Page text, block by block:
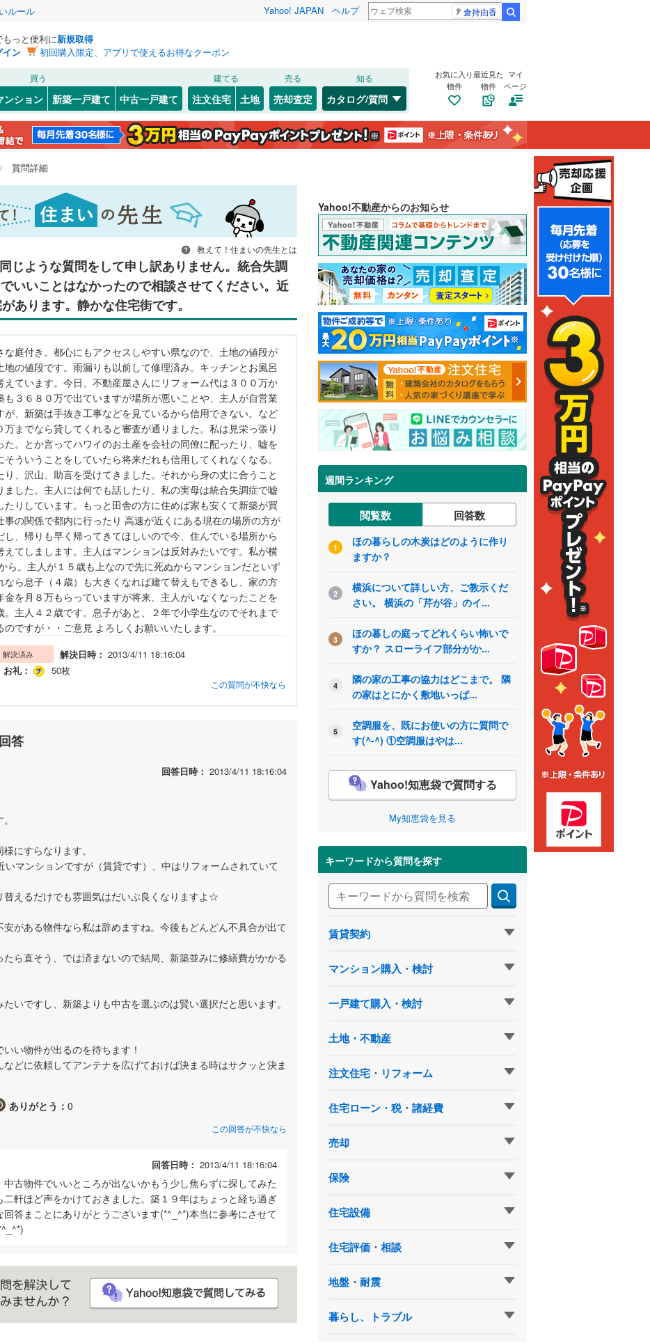
ルール Yahoo! JAPAN ヘルプ 倉持由香
もっと便利に新規取得
イン
初回購入限定、アプリで使えるお得なクーポン
買う
ンション 新築一戸建て 中古一戸建て
建てる
注文住宅 土地
売る
売却査定
知る
カタログ/質問
お気に入り
物件
最近見た
物件
マイ
ページ
質問詳細
教えて！住まいの先生とは
じような質問をして申し訳ありません。統合失調
いいことはなかったので相談させてください。近
あります。静かな住宅街です。
庭付き。都心にもアクセスしやすい県なので、土地の値段が
の値段です。雨漏りも以前して修理済み。キッチンとお風呂
ています。今日、不動産屋さんにリフォーム代は３００万か
３６８０万で出ていますが場所が悪いことや、主人が自営業
、新築は手抜き工事などを見ているから信用できない。など
までなら貸してくれると審査が通りました。私は見栄っ張り
。とか言ってハワイのお土産を会社の同僚に配ったり、嘘を
ういうことをしていたら将来だれも信用してくれなくなる。
、沢山、助言を受けてきました。それから身の丈に合うこと
した。主人には何でも話したり、私の実母は統合失調症で嘘
りしています。もっと田舎の方に住めば家も安くて新築が買
の関係で都内に行ったり 高速が近くにある現在の場所の方が
、帰りも早く帰ってきてほしいので今、住んでいる場所から
てしまします。主人はマンションは反対みたいです。私が横
ら。主人が１５歳も上なので先に死ぬからマンションだといず
ら息子（４歳）も大きくなれば建て替えもできるし、家の方
を月８万もらっていますが将来、主人がいなくなったことを
主人４２歳です。息子があと、２年で小学生なのでそれまで
ですが・・ご意見 よろしくお願いいたします。
解決済み 解決日時： 2013/4/11 18:16:04
お礼：
50枚
この質問が不快なら
答
回答日時： 2013/4/11 18:16:04
にすらなります。
マンションですが（賃貸です）、中はリフォームされていて
替えるだけでも雰囲気はだいぶ良くなりますよ☆
がある物件なら私は辞めますね。今後もどんどん不具合が出て
ら直そう、では済まないので結局、新築並みに修繕費がかかる
いですし、新築よりも中古を選ぶのは賢い選択だと思います。
い物件が出るのを待ちます！
どに依頼してアンテナを広げておけば決まる時はサクッと決ま
ありがとう： 0
この回答が不快なら
回答日時： 2013/4/11 18:16:04
古物件でいいところが出ないかもう少し焦らずに探してみた
軒ほど声をかけておきました。築１９年はちょっと経ち過ぎ
答まことにありがとうございます(*^_^*)本当に参考にさせて
Yahoo!不動産からのお知らせ
週間ランキング
閲覧数 回答数
1
ほの暮らしの木炭はどのように作り
ますか？
2
横浜について詳しい方、ご教示くだ
さい。 横浜の「芹が谷」のイ...
3
ほの暮しの庭ってどれくらい怖いで
すか？ スローライフ部分がか...
4
隣の家の工事の協力はどこまで。 隣
の家はとにかく敷地いっぱ...
5
空調服を、既にお使いの方に質問で
す(^-^) ①空調服はやは...
Yahoo!知恵袋で質問する
My知恵袋を見る
キーワードから質問を探す
賃貸契約
マンション購入・検討
一戸建て購入・検討
土地・不動産
注文住宅・リフォーム
住宅ローン・税・諸経費
売却
保険
住宅設備
住宅評価・相談
地盤・耐震
暮らし、トラブル